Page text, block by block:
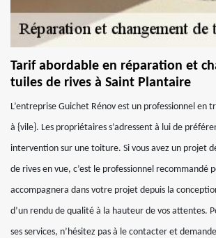
Tarif abordable en réparation et
tuiles de rives à Saint Plantaire
L’entreprise Guichet Rénov est un professionnel en
à {vile}. Les propriétaires s’adressent à lui de
intervention sur une toiture. Si vous avez un projet
de rives en vue, c’est le professionnel recommandé
accompagnera dans votre projet depuis la
d’un rendu de qualité à la hauteur de vos attentes.
ses services, n’hésitez pas à le contacter et